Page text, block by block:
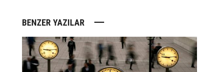
BENZER YAZILAR